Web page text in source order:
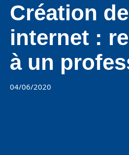
Création
internet :
à un
04/06/2020